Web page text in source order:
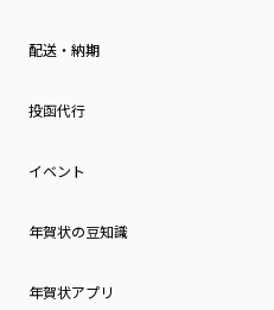
配送・納期
投函代行
イベント
年賀状の豆知識
年賀状アプリ